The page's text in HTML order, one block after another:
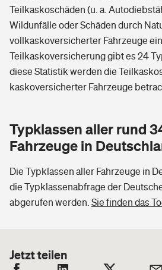
Teilkaskoschäden (u. a.
Wildunfälle oder Schäden durch
vollkaskoversicherter Fahrzeuge
Teilkaskoversicherung gibt es 24
diese Statistik werden die
kaskoversicherter Fahrzeuge
Typklassen aller rund
Fahrzeuge in
Die Typklassen aller Fahrzeuge in
die Typklassenabfrage der
abgerufen werden. Sie finden das
Jetzt teilen